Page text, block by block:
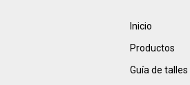
Inicio
Productos
Guía de talles